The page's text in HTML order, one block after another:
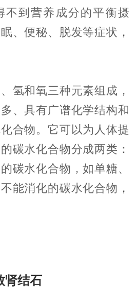
不到营养成分的平衡摄
、便秘、脱发等症状，
氢和氧三种元素组成，
、具有广谱化学结构和
合物。它可以为人体提
碳水化合物分成两类：
碳水化合物，如单糖、
能消化的碳水化合物，
肾结石